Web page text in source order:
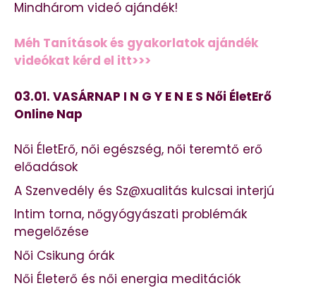
Mindhárom videó ajándék!
Méh Tanítások és gyakorlatok ajándék
videókat kérd el itt>>>
03.01. VASÁRNAP I N G Y E N E S Női ÉletErő
Online Nap
Női ÉletErő, női egészség, női teremtő erő
előadások
A Szenvedély és Sz@xualitás kulcsai interjú
Intim torna, nőgyógyászati problémák
megelőzése
Női Csikung órák
Női Életerő és női energia meditációk